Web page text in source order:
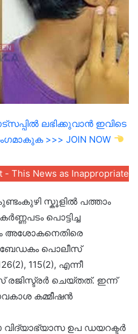
ലഭിക്കുവാൻ ഇവിടെ
>>> JOIN NOW
- This News as Inappropriate
സ്കൂളിൽ പത്താം
പൊട്ടിച്ച
അശോകനെതിരെ
ബേഡകം പൊലീസ്
115(2), എന്നീ
ചെയ്തത്. ഇന്ന്
കമ്മീഷൻ
വിദ്യാഭ്യാസ ഉപ ഡയറക്ടർ